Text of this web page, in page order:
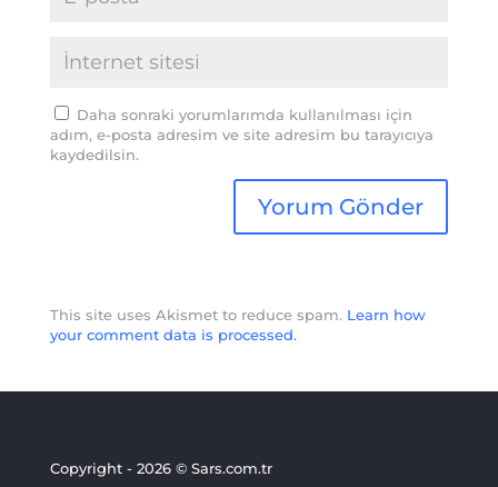
Daha sonraki yorumlarımda kullanılması için
adım, e-posta adresim ve site adresim bu tarayıcıya
kaydedilsin.
This site uses Akismet to reduce spam. Learn how
your comment data is processed.
Copyright - 2026 © Sars.com.tr